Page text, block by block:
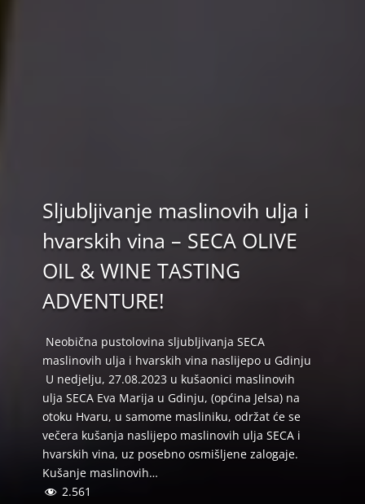
Sljubljivanje maslinovih ulja i
hvarskih vina – SECA OLIVE
OIL & WINE TASTING
ADVENTURE!
Neobična pustolovina sljubljivanja SECA
maslinovih ulja i hvarskih vina naslijepo u Gdinju
U nedjelju, 27.08.2023 u kušaonici maslinovih
ulja SECA Eva Marija u Gdinju, (općina Jelsa) na
otoku Hvaru, u samome masliniku, održat će se
večera kušanja naslijepo maslinovih ulja SECA i
hvarskih vina, uz posebno osmišljene zalogaje.
Kušanje maslinovih…
2.561